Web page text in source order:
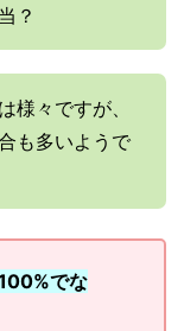
？
様々ですが、
も多いようで
でな